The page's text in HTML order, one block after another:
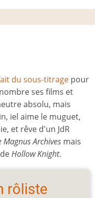
du sous-titrage pour
ses films et
absolu, mais
iel aime le muguet,
et rêve d'un JdR
Magnus Archives mais
Hollow Knight.
rôliste